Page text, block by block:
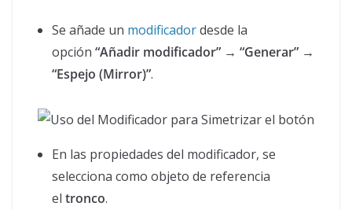
Se añade un modificadordesde la
opción “Añadir modificador” → “Generar” →
“Espejo (Mirror)”.
En las propiedades del modificador, se
selecciona como objeto de referencia
el tronco.